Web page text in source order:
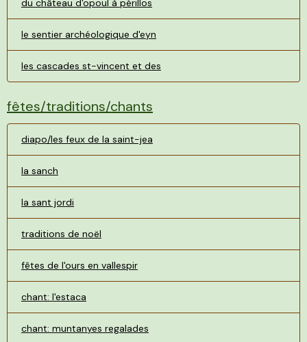
du château d'opoul à périllos
le sentier archéologique d'eyn
les cascades st-vincent et des
fêtes/traditions/chants
diapo/les feux de la saint-jea
la sanch
la sant jordi
traditions de noël
fêtes de l'ours en vallespir
chant: l'estaca
chant: muntanyes regalades